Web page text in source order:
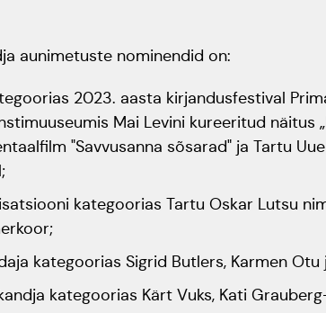
aunimetuste nominendid on:
2023. aasta kirjandusfestival
Mai Levini kureeritud näitus
"Savvusanna sõsarad" ja Tartu
kategoorias Tartu Oskar Lutsu
kategoorias Sigrid Butlers, Karmen Otu
kategoorias Kärt Vuks, Kati